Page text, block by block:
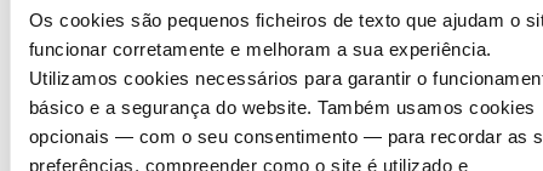
Os cookies são pequenos ficheiros de texto que ajudam o
funcionar corretamente e melhoram a sua experiência.
Utilizamos cookies necessários para garantir o
básico e a segurança do website. Também usamos cookies
opcionais — com o seu consentimento — para recordar as
preferências, compreender como o site é utilizado e
Reciclagem de alumínio
Como é produzido o alumínio
Energia renovável e alumínio
Tecnologia e inovação
Ciclo de vida do alumínio
Projetos de design de alumínio
O alumínio faz parte do seu dia a dia